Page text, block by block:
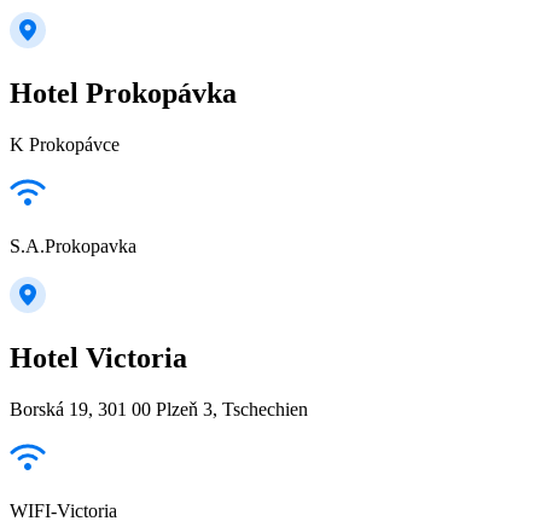
Hotel Prokopávka
K Prokopávce
S.A.Prokopavka
Hotel Victoria
Borská 19, 301 00 Plzeň 3, Tschechien
WIFI-Victoria